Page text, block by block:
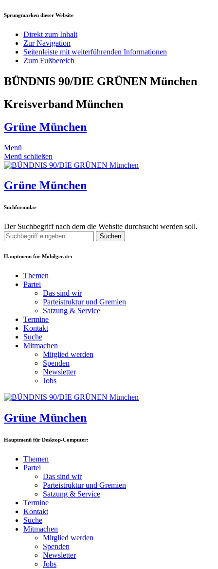
Sprungmarken dieser Website
Direkt zum Inhalt
Zur Navigation
Seitenleiste mit weiterführenden Informationen
Zum Fußbereich
BÜNDNIS 90/DIE GRÜNEN München
Kreisverband München
Grüne München
Menü
Menü schließen
Grüne München
Suchformular
Der Suchbegriff nach dem die Website durchsucht werden soll.
Suchen
Hauptmenü für Mobilgeräte:
Themen
Partei
Das sind wir
Parteistruktur und Gremien
Satzung & Service
Termine
Kontakt
Suche
Mitmachen
Mitglied werden
Spenden
Newsletter
Jobs
Grüne München
Hauptmenü für Desktop-Computer:
Themen
Partei
Das sind wir
Parteistruktur und Gremien
Satzung & Service
Termine
Kontakt
Suche
Mitmachen
Mitglied werden
Spenden
Newsletter
Jobs